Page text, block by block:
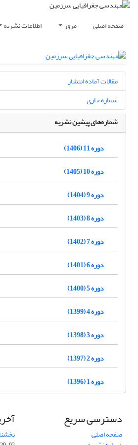
صفحه اصلی مرور اطلاعات نشریه
مقالات آماده انتشار
شماره جاری
شماره‌های پیشین نشریه
دوره 11 (1406)
دوره 10 (1405)
دوره 9 (1404)
دوره 8 (1403)
دوره 7 (1402)
دوره 6 (1401)
دوره 5 (1400)
دوره 4 (1399)
دوره 3 (1398)
دوره 2 (1397)
دوره 1 (1396)
دسترسی سریع
صفحه اصلی